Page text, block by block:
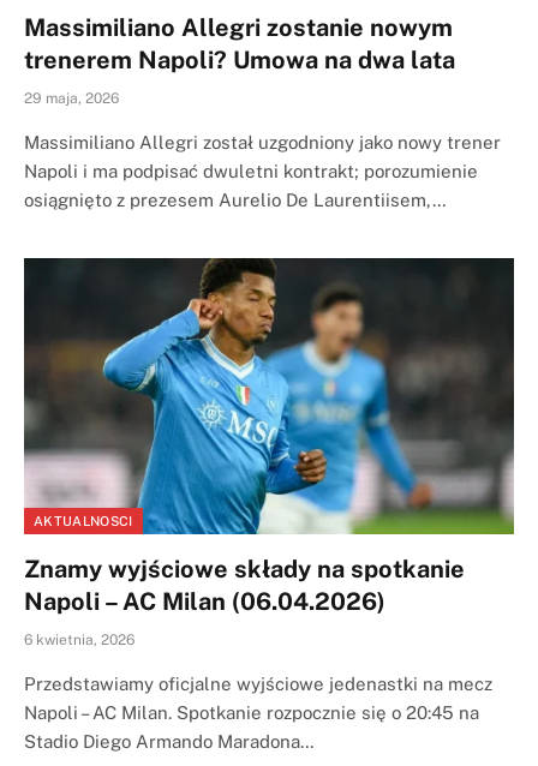
Massimiliano Allegri zostanie nowym
trenerem Napoli? Umowa na dwa lata
29 maja, 2026
Massimiliano Allegri został uzgodniony jako nowy trener
Napoli i ma podpisać dwuletni kontrakt; porozumienie
osiągnięto z prezesem Aurelio De Laurentiisem,…
AKTUALNOSCI
Znamy wyjściowe składy na spotkanie
Napoli – AC Milan (06.04.2026)
6 kwietnia, 2026
Przedstawiamy oficjalne wyjściowe jedenastki na mecz
Napoli – AC Milan. Spotkanie rozpocznie się o 20:45 na
Stadio Diego Armando Maradona…